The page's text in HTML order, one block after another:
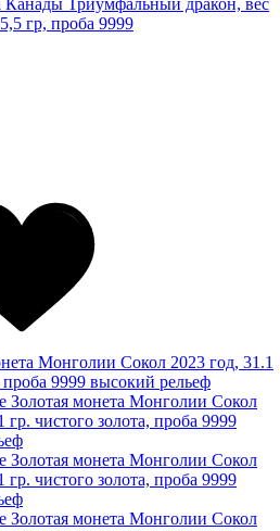
гр, проба 9999